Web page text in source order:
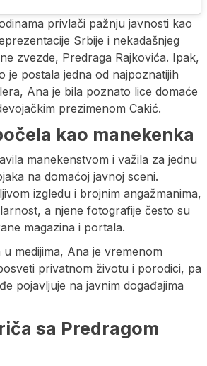
privlači pažnju javnosti kao
Srbije i nekadašnjeg
zvezde, Predraga Rajkovića. Ipak,
je postala jedna od najpoznatijih
Ana je bila poznato lice domaće
prezimenom Cakić.
kao manekenka
manekenstvom i važila za jednu
na domaćoj javnoj sceni.
izgledu i brojnim angažmanima,
a njene fotografije često su
magazina i portala.
medijima, Ana je vremenom
privatnom životu i porodici, pa
pojavljuje na javnim događajima
sa Predragom